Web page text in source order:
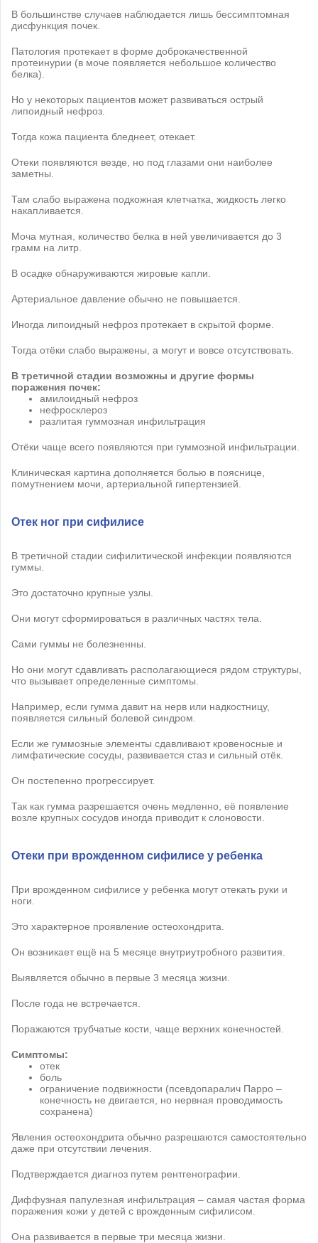
В большинстве случаев наблюдается лишь бессимптомная
дисфункция почек.
Патология протекает в форме доброкачественной
протеинурии (в моче появляется небольшое количество
белка).
Но у некоторых пациентов может развиваться острый
липоидный нефроз.
Тогда кожа пациента бледнеет, отекает.
Отеки появляются везде, но под глазами они наиболее
заметны.
Там слабо выражена подкожная клетчатка, жидкость легко
накапливается.
Моча мутная, количество белка в ней увеличивается до 3
грамм на литр.
В осадке обнаруживаются жировые капли.
Артериальное давление обычно не повышается.
Иногда липоидный нефроз протекает в скрытой форме.
Тогда отёки слабо выражены, а могут и вовсе отсутствовать.
В третичной стадии возможны и другие формы
поражения почек:
амилоидный нефроз
нефросклероз
разлитая гуммозная инфильтрация
Отёки чаще всего появляются при гуммозной инфильтрации.
Клиническая картина дополняется болью в пояснице,
помутнением мочи, артериальной гипертензией.
Отек ног при сифилисе
В третичной стадии сифилитической инфекции появляются
гуммы.
Это достаточно крупные узлы.
Они могут сформироваться в различных частях тела.
Сами гуммы не болезненны.
Но они могут сдавливать располагающиеся рядом структуры,
что вызывает определенные симптомы.
Например, если гумма давит на нерв или надкостницу,
появляется сильный болевой синдром.
Если же гуммозные элементы сдавливают кровеносные и
лимфатические сосуды, развивается стаз и сильный отёк.
Он постепенно прогрессирует.
Так как гумма разрешается очень медленно, её появление
возле крупных сосудов иногда приводит к слоновости.
Отеки при врожденном сифилисе у ребенка
При врожденном сифилисе у ребенка могут отекать руки и
ноги.
Это характерное проявление остеохондрита.
Он возникает ещё на 5 месяце внутриутробного развития.
Выявляется обычно в первые 3 месяца жизни.
После года не встречается.
Поражаются трубчатые кости, чаще верхних конечностей.
Симптомы:
отек
боль
ограничение подвижности (псевдопаралич Парро –
конечность не двигается, но нервная проводимость
сохранена)
Явления остеохондрита обычно разрешаются самостоятельно
даже при отсутствии лечения.
Подтверждается диагноз путем рентгенографии.
Диффузная папулезная инфильтрация – самая частая форма
поражения кожи у детей с врожденным сифилисом.
Она развивается в первые три месяца жизни.